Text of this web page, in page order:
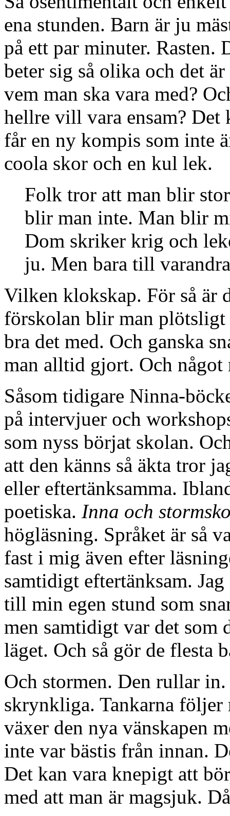
ena stunden. Barn är ju
på ett par minuter. Rasten.
beter sig så olika och det
vem man ska vara med?
hellre vill vara ensam?
får en ny kompis som inte
coola skor och en kul lek.
Folk tror att man blir
blir man inte. Man blir
Dom skriker krig och
ju. Men bara till
Vilken klokskap. För så är
förskolan blir man
bra det med. Och ganska
man alltid gjort. Och något
Såsom tidigare Ninna-
på intervjuer och
som nyss börjat skolan.
att den känns så äkta tror
eller eftertänksamma.
poetiska. Inna och
högläsning. Språket är så
fast i mig även efter
samtidigt eftertänksam.
till min egen stund som
men samtidigt var det som
läget. Och så gör de flesta
Och stormen. Den rullar
skrynkliga. Tankarna
växer den nya vänskapen
inte var bästis från innan.
Det kan vara knepigt att
med att man är magsjuk.